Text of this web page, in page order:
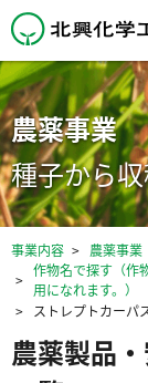
北興化学
農薬事業
種子から
事業内容 農薬事業
作物名で探す（作
用になれます。）
ストレプトカーパ
農薬製品